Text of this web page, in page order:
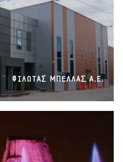
ΦΙΛΩΤΑΣ ΜΠΕΛΛΑΣ Α.Ε.
ΗΜΑΘΙΑ